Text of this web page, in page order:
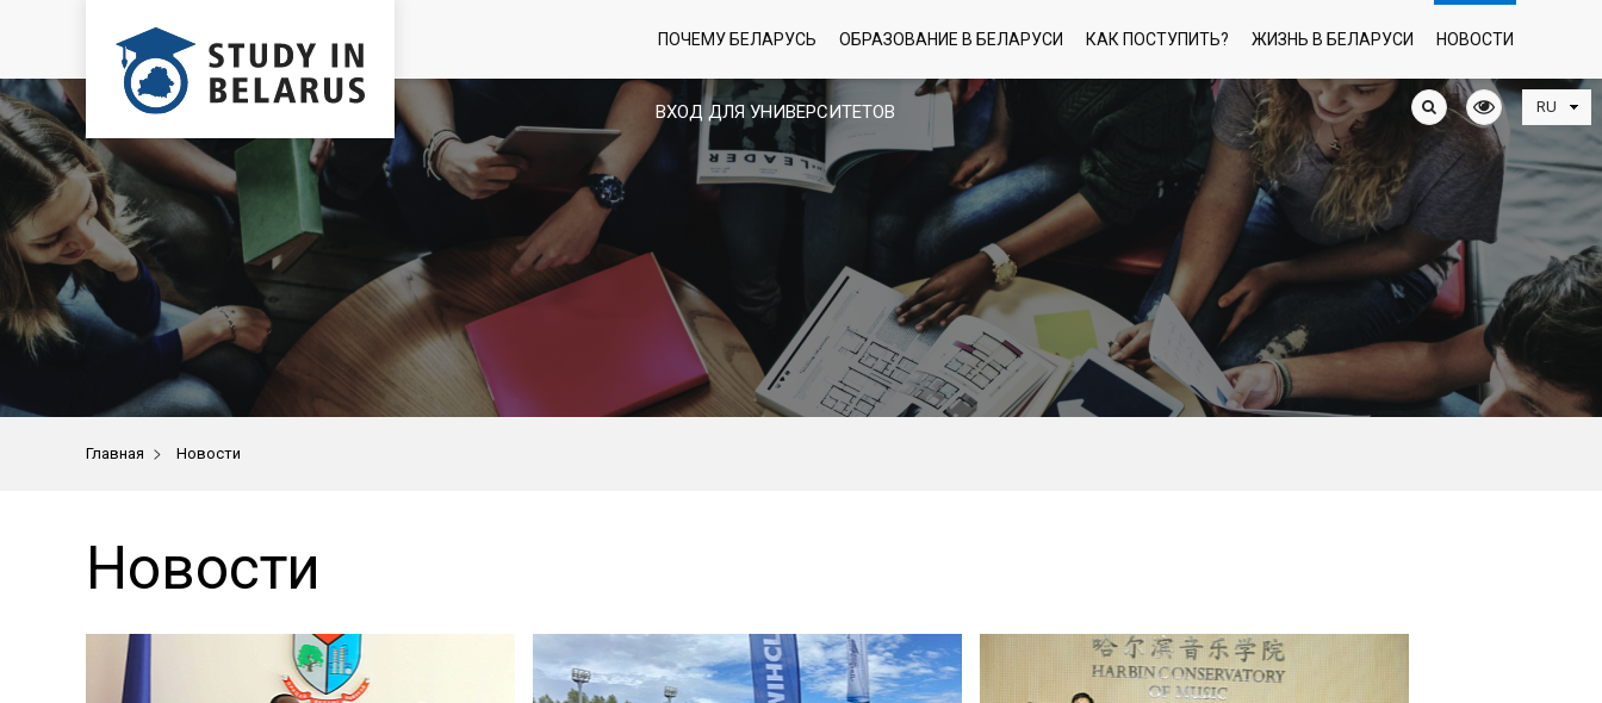
ВХОД ДЛЯ УНИВЕРСИТЕТОВ
ПОЧЕМУ БЕЛАРУСЬ ОБРАЗОВАНИЕ В БЕЛАРУСИ КАК ПОСТУПИТЬ? ЖИЗНЬ В БЕЛАРУСИ НОВОСТИ
Главная > Новости
Новости